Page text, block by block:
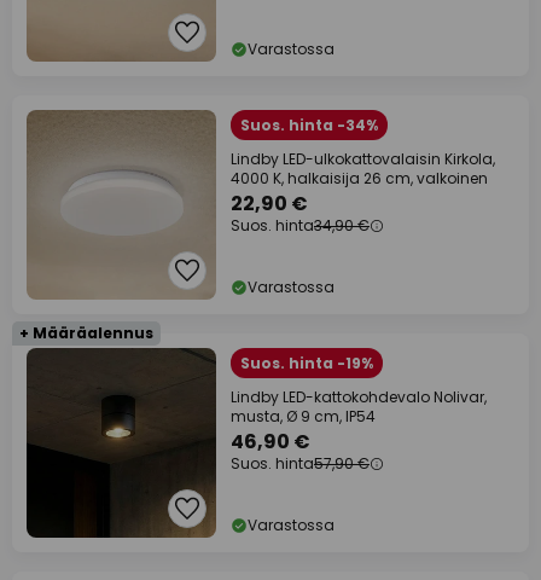
Varastossa
Suos. hinta -34%
Lindby LED-ulkokattovalaisin Kirkola,
4000 K, halkaisija 26 cm, valkoinen
22,90 €
Suos. hinta34,90 €
Varastossa
+ Määräalennus
Suos. hinta -19%
Lindby LED-kattokohdevalo Nolivar,
musta, Ø 9 cm, IP54
46,90 €
Suos. hinta57,90 €
Varastossa